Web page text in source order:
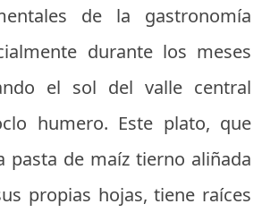
de la gastronomía
durante los meses
el sol del valle central
humero. Este plato, que
pasta de maíz tierno aliñada
propias hojas, tiene raíces